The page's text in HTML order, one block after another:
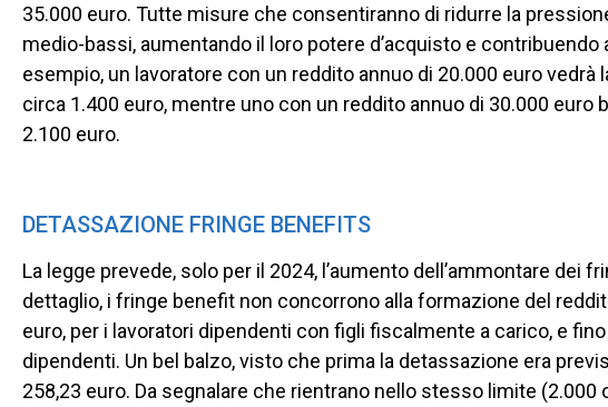
35.000 euro. Tutte misure che consentiranno di ridurre la
medio-bassi, aumentando il loro potere d’acquisto e
esempio, un lavoratore con un reddito annuo di 20.000 euro vedrà
circa 1.400 euro, mentre uno con un reddito annuo di 30.000 euro
2.100 euro.
DETASSAZIONE FRINGE BENEFITS
La legge prevede, solo per il 2024, l’aumento dell’ammontare dei
dettaglio, i fringe benefit non concorrono alla formazione del
euro, per i lavoratori dipendenti con figli fiscalmente a carico, e
dipendenti. Un bel balzo, visto che prima la detassazione era
258,23 euro. Da segnalare che rientrano nello stesso limite